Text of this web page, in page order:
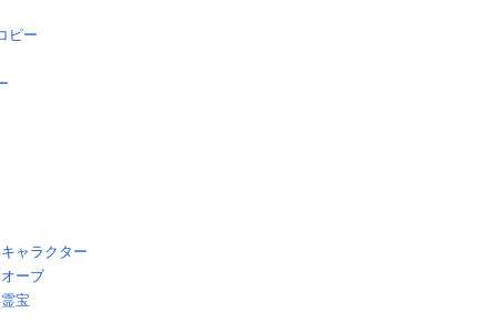
ピー
ャラクター
ーブ
宝